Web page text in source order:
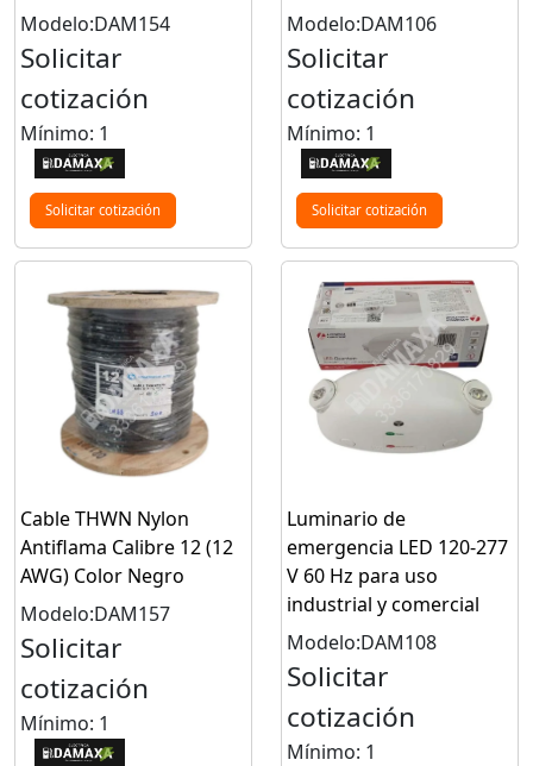
Modelo:DAM154
Solicitar
cotización
Mínimo: 1
Solicitar cotización
Modelo:DAM106
Solicitar
cotización
Mínimo: 1
Solicitar cotización
Cable THWN Nylon
Antiflama Calibre 12 (12
AWG) Color Negro
Modelo:DAM157
Solicitar
cotización
Mínimo: 1
Luminario de
emergencia LED 120-277
V 60 Hz para uso
industrial y comercial
Modelo:DAM108
Solicitar
cotización
Mínimo: 1